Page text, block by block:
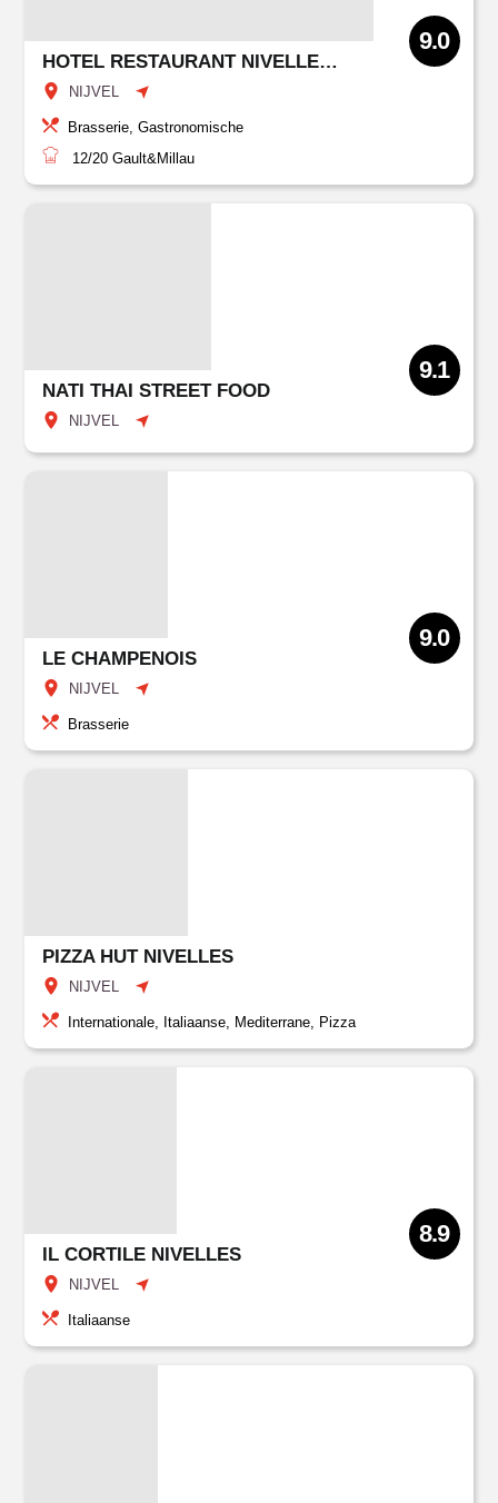
HOTEL RESTAURANT NIVELLES - SUD
NIJVEL
9.0
Brasserie, Gastronomische
12/20 Gault&Millau
NATI THAI STREET FOOD
NIJVEL
9.1
LE CHAMPENOIS
NIJVEL
9.0
Brasserie
PIZZA HUT NIVELLES
NIJVEL
Internationale, Italiaanse, Mediterrane, Pizza
IL CORTILE NIVELLES
NIJVEL
8.9
Italiaanse